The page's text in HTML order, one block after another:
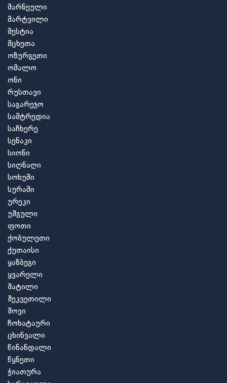
მარნეული
მარტვილი
მესტია
მცხეთა
ოზურგეთი
ომალო
ონი
რუსთავი
საგარეჯო
სამტრედია
საჩხერე
სენაკი
სიონი
სიღნაღი
სოხუმი
სურამი
ურეკი
უშგული
ფოთი
ქობულეთი
ქუთაისი
ყაზბეგი
ყვარელი
შატილი
შეკვეთილი
შოვი
ჩოხატაური
ცხინვალი
წინანდალი
წყნეთი
ჭიათურა